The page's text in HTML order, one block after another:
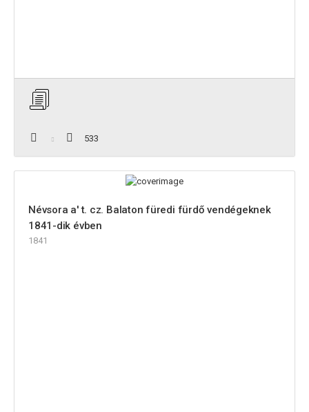
533
Névsora a' t. cz. Balaton füredi fürdő vendégeknek
1841-dik évben
1841